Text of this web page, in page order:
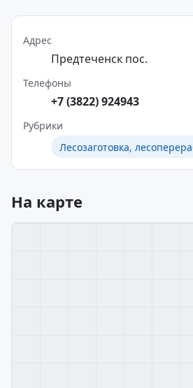
Адрес
Предтеченск пос.
Телефоны
+7 (3822) 924943
Рубрики
Лесозаготовка,
На карте